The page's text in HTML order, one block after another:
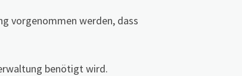
vorgenommen werden, dass
benötigt wird.